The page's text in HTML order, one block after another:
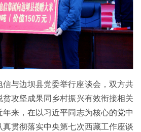
信与边坝县党委举行座谈会，双方共
贫攻坚成果同乡村振兴有效衔接相关
来，在以习近平同志为核心的党中
贯彻落实中央第七次西藏工作座谈